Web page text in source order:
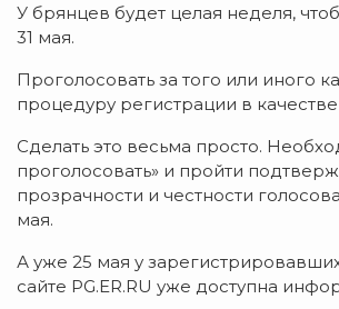
У брянцев будет целая неделя,
31 мая.
Проголосовать за того или иного
процедуру регистрации в
Сделать это весьма просто.
проголосовать» и пройти
прозрачности и честности
мая.
А уже 25 мая у
сайте PG.ER.RU уже доступна